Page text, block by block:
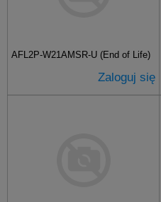
AFL2P-W21AMSR-U (End of Life)
Zaloguj się